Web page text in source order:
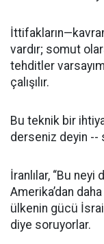
vardır; somut
tehditler
çalışılır.
Bu teknik bir
derseniz deyin --
İranlılar, “Bu
Amerika’dan
ülkenin gücü
diye soruyorlar.